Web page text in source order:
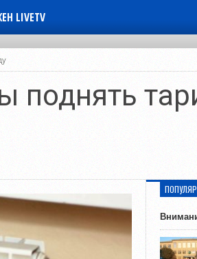
LIVETV
поднять